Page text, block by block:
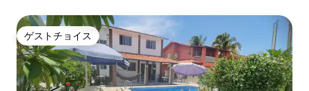
ゲストチョイス
ゲストチョイス